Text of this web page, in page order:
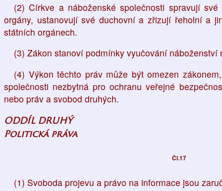
(2) Církve a náboženské společnosti spravují
orgány, ustanovují své duchovní a zřizují řeholní a
státních orgánech.
(3) Zákon stanoví podmínky vyučování náboženství
(4) Výkon těchto práv může být omezen
společnosti nezbytná pro ochranu veřejné
nebo práv a svobod druhých.
ODDÍL DRUHÝ
Politická práva
Čl.17
(1) Svoboda projevu a právo na informace jsou